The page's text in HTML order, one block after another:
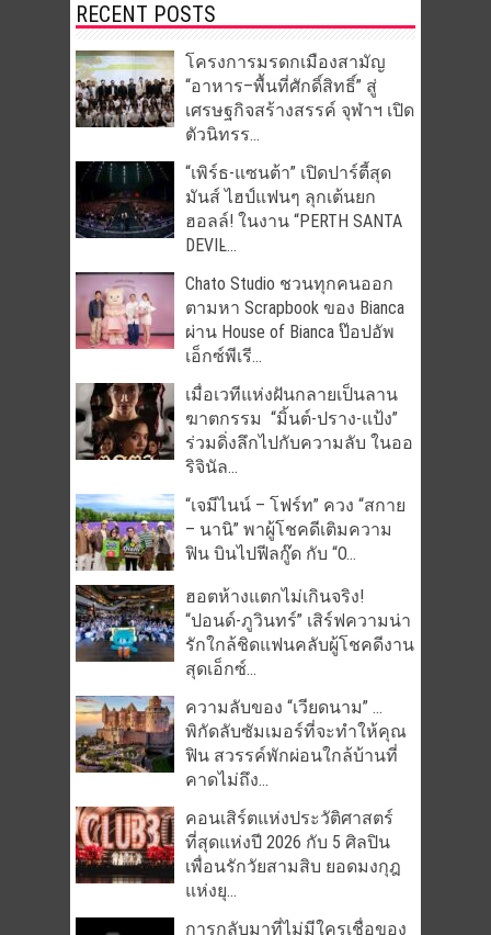
RECENT POSTS
โครงการมรดกเมืองสามัญ
“อาหาร–พื้นที่ศักดิ์สิทธิ์” สู่
เศรษฐกิจสร้างสรรค์ จุฬาฯ เปิด
ตัวนิทรร...
“เพิร์ธ-แซนต้า” เปิดปาร์ตี้สุด
มันส์ ไฮป์แฟนๆ ลุกเต้นยก
ฮอลล์! ในงาน “PERTH SANTA
DEVIL̵...
Chato Studio ชวนทุกคนออก
ตามหา Scrapbook ของ Bianca
ผ่าน House of Bianca ป๊อปอัพ
เอ็กซ์พีเรี...
เมื่อเวทีแห่งฝันกลายเป็นลาน
ฆาตกรรม “มิ้นต์-ปราง-แป้ง”
ร่วมดิ่งลึกไปกับความลับ ในออ
ริจินัล...
“เจมีไนน์ – โฟร์ท” ควง “สกาย
– นานิ” พาผู้โชคดีเติมความ
ฟิน บินไปฟีลกู๊ด กับ “O...
ฮอตห้างแตกไม่เกินจริง!
“ปอนด์-ภูวินทร์” เสิร์ฟความน่า
รักใกล้ชิดแฟนคลับผู้โชคดีงาน
สุดเอ็กซ์...
ความลับของ “เวียดนาม” …
พิกัดลับซัมเมอร์ที่จะทำให้คุณ
ฟิน สวรรค์พักผ่อนใกล้บ้านที่
คาดไม่ถึง...
คอนเสิร์ตแห่งประวัติศาสตร์
ที่สุดแห่งปี 2026 กับ 5 ศิลปิน
เพื่อนรักวัยสามสิบ ยอดมงกุฎ
แห่งยุ...
การกลับมาที่ไม่มีใครเชื่อของ